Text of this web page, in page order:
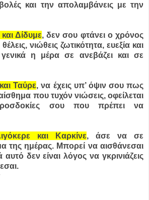
και την απολαμβάνεις με την
Δίδυμε, δεν σου φτάνει ο χρόνος
νιώθεις ζωτικότητα, ευεξία και
η μέρα σε ανεβάζει και σε
Ταύρε, να έχεις υπ’ όψιν σου πως
που τυχόν νιώσεις, οφείλεται
σου που πρέπει να
και Καρκίνε, άσε να σε
της ημέρας. Μπορεί να αισθάνεσαι
δεν είναι λόγος να γκρινιάζεις